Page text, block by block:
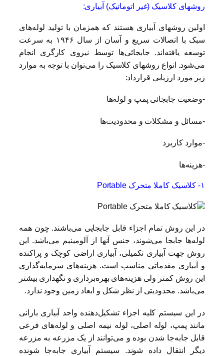
روشهای کلاسیک (غیر اتوماتیک) آبیاری:
اولین روشهای آبیاری هستند که همزمان با تولید لوله‌های
سبک با اتصالات سریع و آسان از سال ۱۹۴۶ به سرعت
توسعه یافته‌اند. جابجائی‌‌ها توسط نیروی کارگری انجام
می‌شود. انواع روشهای کلاسیک را می‌توان با توجه به موارد
زیر مورد ارزیابی قرارداد:
-وضعیت جابجائی پمپ و لوله‌ها
-مسائل و مشکلات و محدودیت‌ها
-موارد کاربرد
-هزینه‌ها
۱- کلاسیک کاملا متحرک Portable
در این روش تمام اجزاء قابل جابجایی می‌باشند. چون همه
لوله‌ها جابجا می‌شوند، جنس آنها از آلومینیم می‌باشد. این
روش جهت آبیاری تکمیلی، آبیاری اراضی کوچک و پراکنده
و آبیاری مقدماتی مناسب است. هزینه‌های سرمایه‌گذاری
این روش کمتر ولی هزینه‌های بهره‌برداری و نگهداری بیشتر
می‌باشد. محدودیتی از نظر شکل و ابعاد زمین وجود ندارد.
در این سیستم کلیه اجزاء تشکیل‌دهنده واحد آبیاری بارانی
مانند پمپ، لوله اصلی، لوله نیمه اصلی و لوله‌های فرعی
قابل جابه‌جا شدن بوده و می‌توانند از یک مزرعه به مزرعه
دیگر انتقال داده شوند. سیستم آبیاری جابه‌جا شونده